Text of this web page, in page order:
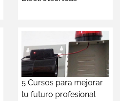
5 Cursos para mejorar
tu futuro profesional